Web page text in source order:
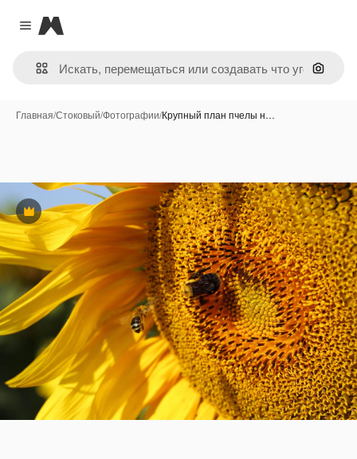
Close menu
Magnific
Поиск
Главная/Стоковый/Фотографии/Крупный план пчелы н…
Премиум